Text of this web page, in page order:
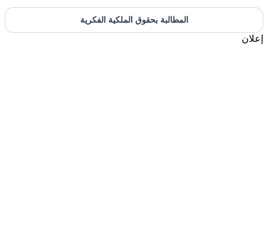
المطالبة بحقوق الملكية الفكرية
إعلان